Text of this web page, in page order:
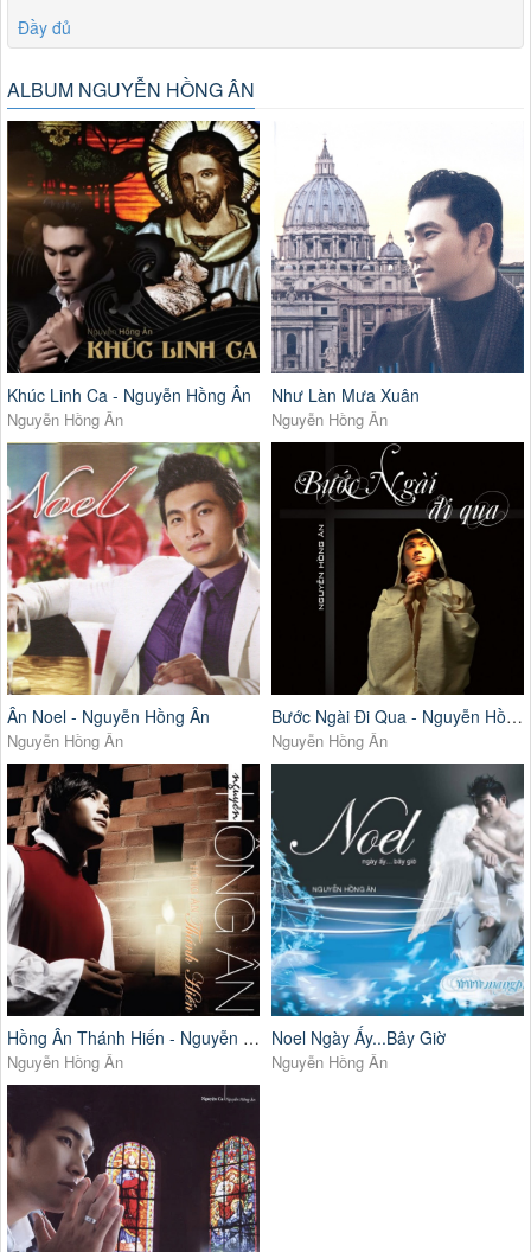
Đầy đủ
ALBUM NGUYỄN HỒNG ÂN
Khúc Linh Ca - Nguyễn Hồng Ân
Nguyễn Hồng Ân
Như Làn Mưa Xuân
Nguyễn Hồng Ân
Ân Noel - Nguyễn Hồng Ân
Nguyễn Hồng Ân
Bước Ngài Đi Qua - Nguyễn Hồng Ân
Nguyễn Hồng Ân
Hồng Ân Thánh Hiến - Nguyễn Hồng Ân
Nguyễn Hồng Ân
Noel Ngày Ấy...Bây Giờ
Nguyễn Hồng Ân